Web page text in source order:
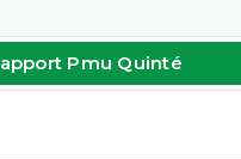
Pmu Quinté